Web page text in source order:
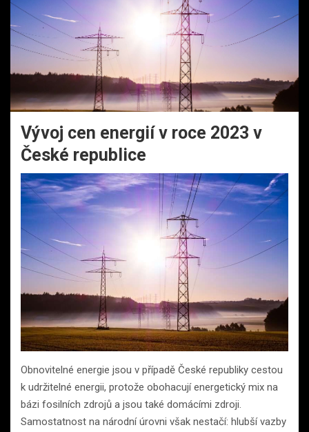
Vývoj cen energií v roce 2023 v
České republice
Obnovitelné energie jsou v případě České republiky cestou
k udržitelné energii, protože obohacují energetický mix na
bázi fosilních zdrojů a jsou také domácími zdroji.
Samostatnost na národní úrovni však nestačí: hlubší vazby